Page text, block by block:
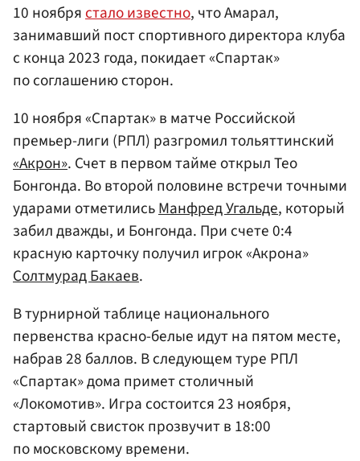
10 ноября стало известно, что Амарал,
занимавший пост спортивного директора клуба
с конца 2023 года, покидает «Спартак»
по соглашению сторон.
10 ноября «Спартак» в матче Российской
премьер-лиги (РПЛ) разгромил тольяттинский
«Акрон». Счет в первом тайме открыл Тео
Бонгонда. Во второй половине встречи точными
ударами отметилисьМанфред Угальде, который
забил дважды, и Бонгонда. При счете 0:4
красную карточку получил игрок «Акрона»
Солтмурад Бакаев.
В турнирной таблице национального
первенства красно-белые идут на пятом месте,
набрав 28 баллов. В следующем туре РПЛ
«Спартак» дома примет столичный
«Локомотив». Игра состоится 23 ноября,
стартовый свисток прозвучит в 18:00
по московскому времени.